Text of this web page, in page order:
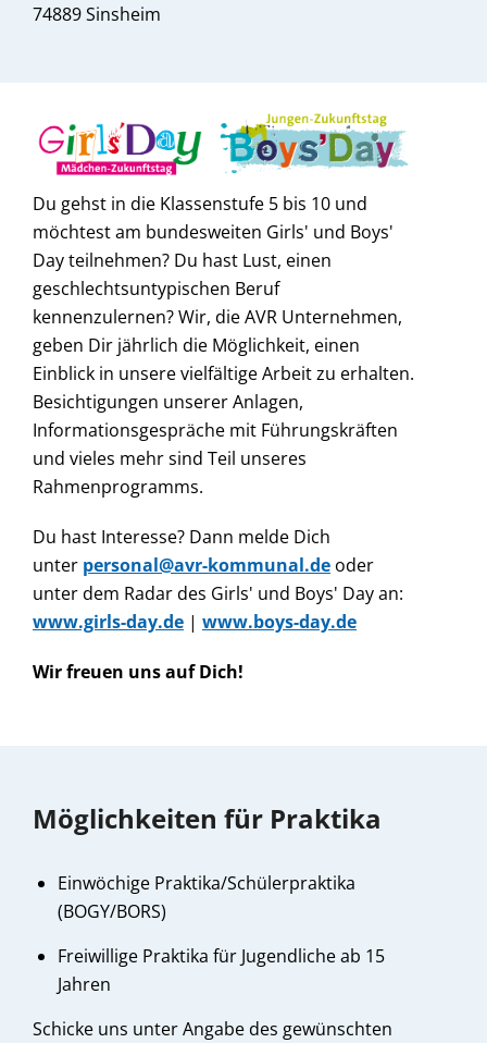
74889 Sinsheim
Du gehst in die Klassenstufe 5 bis 10 und
möchtest am bundesweiten Girls' und Boys'
Day teilnehmen? Du hast Lust, einen
geschlechtsuntypischen Beruf
kennenzulernen? Wir, die AVR Unternehmen,
geben Dir jährlich die Möglichkeit, einen
Einblick in unsere vielfältige Arbeit zu erhalten.
Besichtigungen unserer Anlagen,
Informationsgespräche mit Führungskräften
und vieles mehr sind Teil unseres
Rahmenprogramms.
Du hast Interesse? Dann melde Dich
unter personal@avr-kommunal.de oder
unter dem Radar des Girls' und Boys' Day an:
www.girls-day.de | www.boys-day.de
Wir freuen uns auf Dich!
Möglichkeiten für Praktika
Einwöchige Praktika/Schülerpraktika
(BOGY/BORS)
Freiwillige Praktika für Jugendliche ab 15
Jahren
Schicke uns unter Angabe des gewünschten